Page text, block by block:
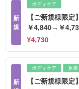
新
規
ボディケア
【ご新規様限
￥4,840→￥
¥4,730
新
ボディケア 足
【ご新規様限